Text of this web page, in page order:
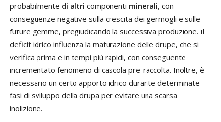
probabilmente di altri componenti minerali, con
conseguenze negative sulla crescita dei germogli e sulle
future gemme, pregiudicando la successiva produzione. Il
deficit idrico influenza la maturazione delle drupe, che si
verifica prima e in tempi più rapidi, con conseguente
incrementato fenomeno di cascola pre-raccolta. Inoltre, è
necessario un certo apporto idrico durante determinate
fasi di sviluppo della drupa per evitare una scarsa
inolizione.